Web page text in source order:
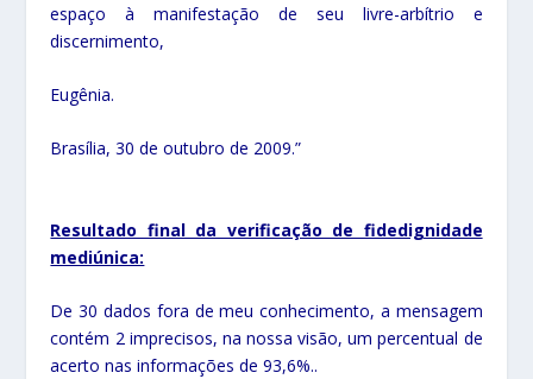
espaço à manifestação de seu livre-arbítrio e
discernimento,
Eugênia.
Brasília, 30 de outubro de 2009.”
Resultado final da verificação de fidedignidade
mediúnica:
De 30 dados fora de meu conhecimento, a mensagem
contém 2 imprecisos, na nossa visão, um percentual de
acerto nas informações de 93,6%..